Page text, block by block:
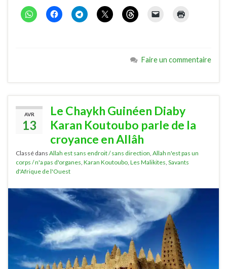
Faire un commentaire
AVR
13
Le Chaykh Guinéen Diaby
Karan Koutoubo parle de la
croyance en Allâh
Classé dans Allah est sans endroit / sans direction, Allah n'est pas un
corps / n'a pas d'organes, Karan Koutoubo, Les Malikites, Savants
d'Afrique de l'Ouest